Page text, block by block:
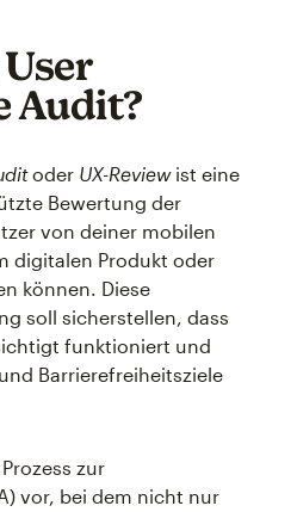
Audit?
oder UX-Reviewist eine
Bewertung der
von deiner mobilen
digitalen Produkt oder
können. Diese
soll sicherstellen, dass
funktioniert und
Barrierefreiheitsziele
zur
vor, bei dem nicht nur